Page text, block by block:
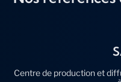
Centre de production et